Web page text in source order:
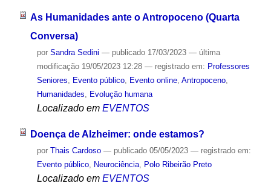
As Humanidades ante o Antropoceno (Quarta
Conversa)
por Sandra Sedini — publicado17/03/2023 — última
modificação19/05/2023 12:28 — registrado em: Professores
Seniores, Evento público, Evento online, Antropoceno,
Humanidades, Evolução humana
Localizado em EVENTOS
Doença de Alzheimer: onde estamos?
por Thais Cardoso — publicado05/05/2023 — registrado em:
Evento público, Neurociência, Polo Ribeirão Preto
Localizado em EVENTOS